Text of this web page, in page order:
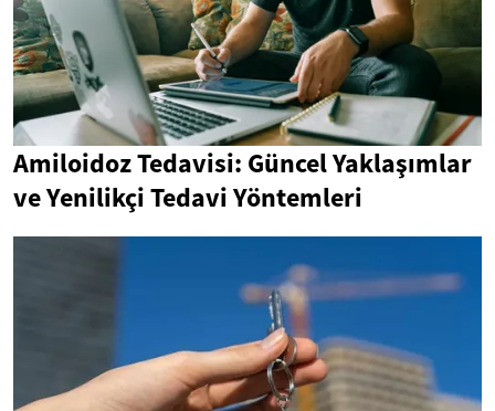
Amiloidoz Tedavisi: Güncel Yaklaşımlar
ve Yenilikçi Tedavi Yöntemleri